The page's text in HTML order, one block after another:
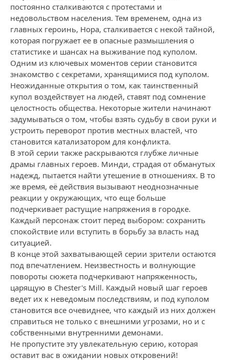
постоянно сталкиваются с протестами и
недовольством населения. Тем временем, одна из
главных героинь, Нора, сталкивается с некой тайной,
которая погружает ее в опасные размышления о
статистике и шансах на выживание под куполом.
Одним из ключевых моментов серии становится
знакомство с секретами, хранящимися под куполом.
Неожиданные открытия о том, как таинственный
купол воздействует на людей, ставят под сомнение
целостность общества. Некоторые жители начинают
задумываться о том, чтобы взять судьбу в свои руки и
устроить переворот против местных властей, что
становится катализатором для конфликта.
В этой серии также раскрываются глубже личные
драмы главных героев. Минди, страдая от обманутых
надежд, пытается найти утешение в отношениях. В то
же время, её действия вызывают неоднозначные
реакции у окружающих, что еще больше
подчеркивает растущие напряжения в городке.
Каждый персонаж стоит перед выбором: сохранить
спокойствие или вступить в борьбу за власть над
ситуацией.
В конце этой захватывающей серии зрители остаются
под впечатлением. Неизвестность и волнующие
повороты сюжета подчеркивают напряженность,
царящую в Chester's Mill. Каждый новый шаг героев
ведет их к неведомым последствиям, и под куполом
становится все очевиднее, что каждый из них должен
справиться не только с внешними угрозами, но и с
собственными внутренними демонами.
Не пропустите эту увлекательную серию, которая
оставит вас в ожидании новых откровений!